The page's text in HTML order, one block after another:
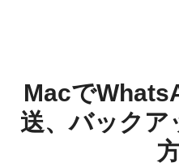
Macで
送、バックア